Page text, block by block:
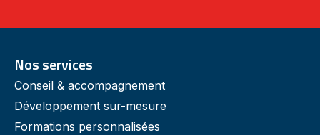
Nos services
Conseil & accompagnement
Développement sur-mesure
Formations personnalisées